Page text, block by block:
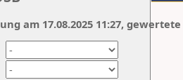
am 17.08.2025 11:27,